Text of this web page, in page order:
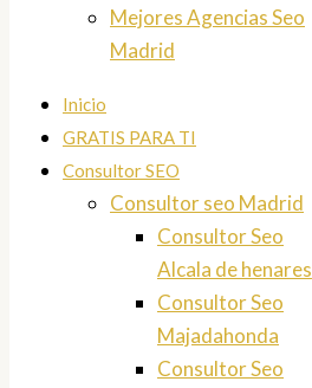
Mejores Agencias Seo
Madrid
Inicio
GRATIS PARA TI
Consultor SEO
Consultor seo Madrid
Consultor Seo
Alcala de henares
Consultor Seo
Majadahonda
Consultor Seo